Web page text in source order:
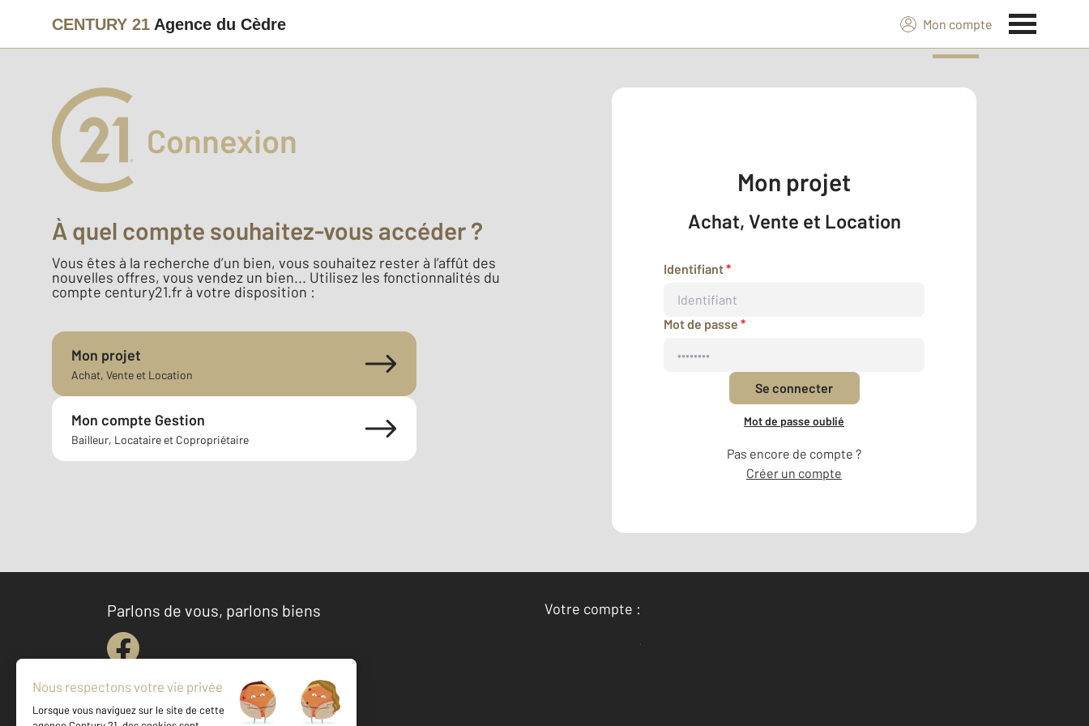
CENTURY 21 Agence du Cèdre Mon compte
Connexion
À quel compte souhaitez-vous accéder ?
Vous êtes à la recherche d’un bien, vous souhaitez rester à l’affût des
nouvelles offres, vous vendez un bien... Utilisez les fonctionnalités du
compte century21.fr à votre disposition :
Mon projet
Achat, Vente et Location
Mon compte Gestion
Bailleur, Locataire et Copropriétaire
Mon projet
Achat, Vente et Location
Identifiant*
Mot de passe *
Se connecter
Mot de passe oublié
Pas encore de compte ?
Créer un compte
Parlons de vous, parlons biens
Votre compte :
Accéder à mon compte